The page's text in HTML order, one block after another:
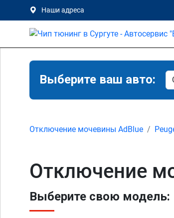
Наши адреса
Выберите ваш авто:
Отключение мочевины AdBlue
Отключение
Выберите свою модель: